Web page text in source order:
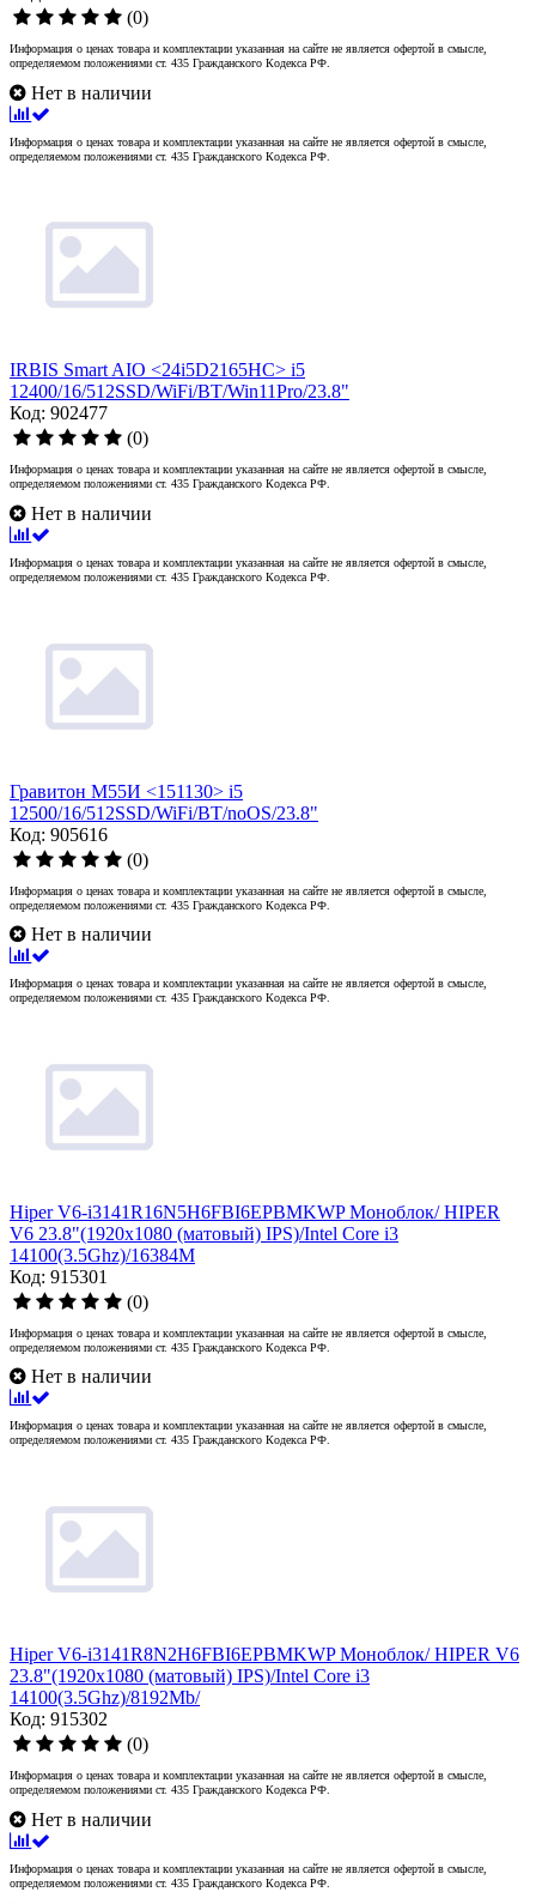
(0)
Информация о ценах товара и комплектации указанная на сайте не является офертой в смысле,
определяемом положениями ст. 435 Гражданского Кодекса РФ.
Нет в наличии
Информация о ценах товара и комплектации указанная на сайте не является офертой в смысле,
определяемом положениями ст. 435 Гражданского Кодекса РФ.
IRBIS Smart AIO <24i5D2165HC> i5
12400/16/512SSD/WiFi/BT/Win11Pro/23.8"
Код: 902477
(0)
Информация о ценах товара и комплектации указанная на сайте не является офертой в смысле,
определяемом положениями ст. 435 Гражданского Кодекса РФ.
Нет в наличии
Информация о ценах товара и комплектации указанная на сайте не является офертой в смысле,
определяемом положениями ст. 435 Гражданского Кодекса РФ.
Гравитон М55И <151130> i5
12500/16/512SSD/WiFi/BT/noOS/23.8"
Код: 905616
(0)
Информация о ценах товара и комплектации указанная на сайте не является офертой в смысле,
определяемом положениями ст. 435 Гражданского Кодекса РФ.
Нет в наличии
Информация о ценах товара и комплектации указанная на сайте не является офертой в смысле,
определяемом положениями ст. 435 Гражданского Кодекса РФ.
Hiper V6-i3141R16N5H6FBI6EPBMKWP Моноблок/ HIPER
V6 23.8"(1920x1080 (матовый) IPS)/Intel Core i3
14100(3.5Ghz)/16384M
Код: 915301
(0)
Информация о ценах товара и комплектации указанная на сайте не является офертой в смысле,
определяемом положениями ст. 435 Гражданского Кодекса РФ.
Нет в наличии
Информация о ценах товара и комплектации указанная на сайте не является офертой в смысле,
определяемом положениями ст. 435 Гражданского Кодекса РФ.
Hiper V6-i3141R8N2H6FBI6EPBMKWP Моноблок/ HIPER V6
23.8"(1920x1080 (матовый) IPS)/Intel Core i3
14100(3.5Ghz)/8192Mb/
Код: 915302
(0)
Информация о ценах товара и комплектации указанная на сайте не является офертой в смысле,
определяемом положениями ст. 435 Гражданского Кодекса РФ.
Нет в наличии
Информация о ценах товара и комплектации указанная на сайте не является офертой в смысле,
определяемом положениями ст. 435 Гражданского Кодекса РФ.